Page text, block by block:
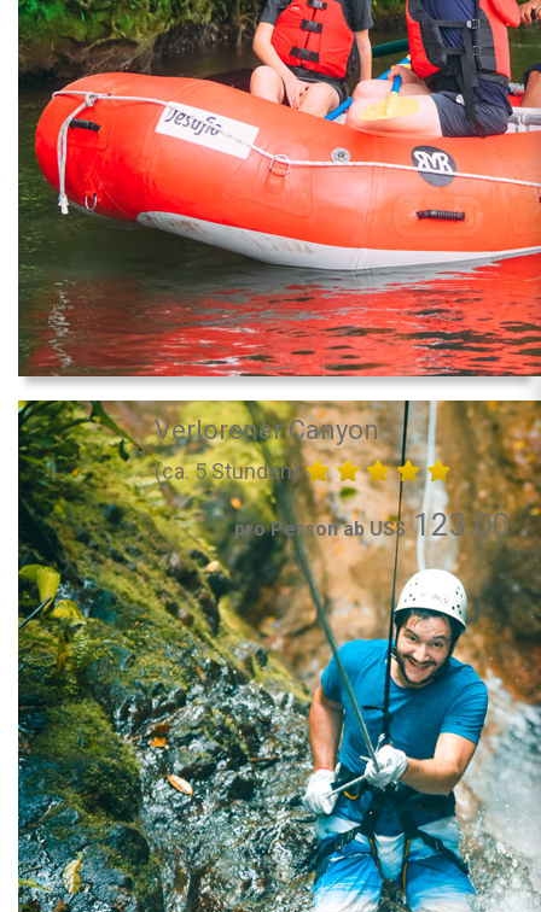
Verlorener Canyon
(ca. 5 Stunden)
pro Person ab US$123.00